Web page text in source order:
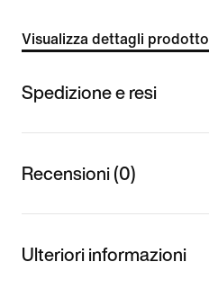
Visualizza dettagli prodotto
Spedizione e resi
Recensioni (0)
Ulteriori informazioni